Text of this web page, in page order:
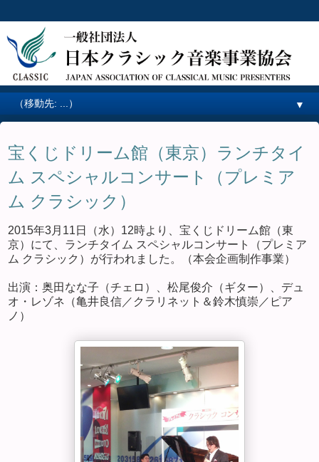
▼
宝くじドリーム館（東京）ランチタイ
ム スペシャルコンサート（プレミア
ム クラシック）
2015年3月11日（水）12時より、宝くじドリーム館（東
京）にて、ランチタイム スペシャルコンサート（プレミア
ム クラシック）が行われました。（本会企画制作事業）
出演：奥田なな子（チェロ）、松尾俊介（ギター）、デュ
オ・レゾネ（亀井良信／クラリネット＆鈴木慎崇／ピア
ノ）